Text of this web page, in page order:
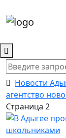
Новости
агентство
Страница 2